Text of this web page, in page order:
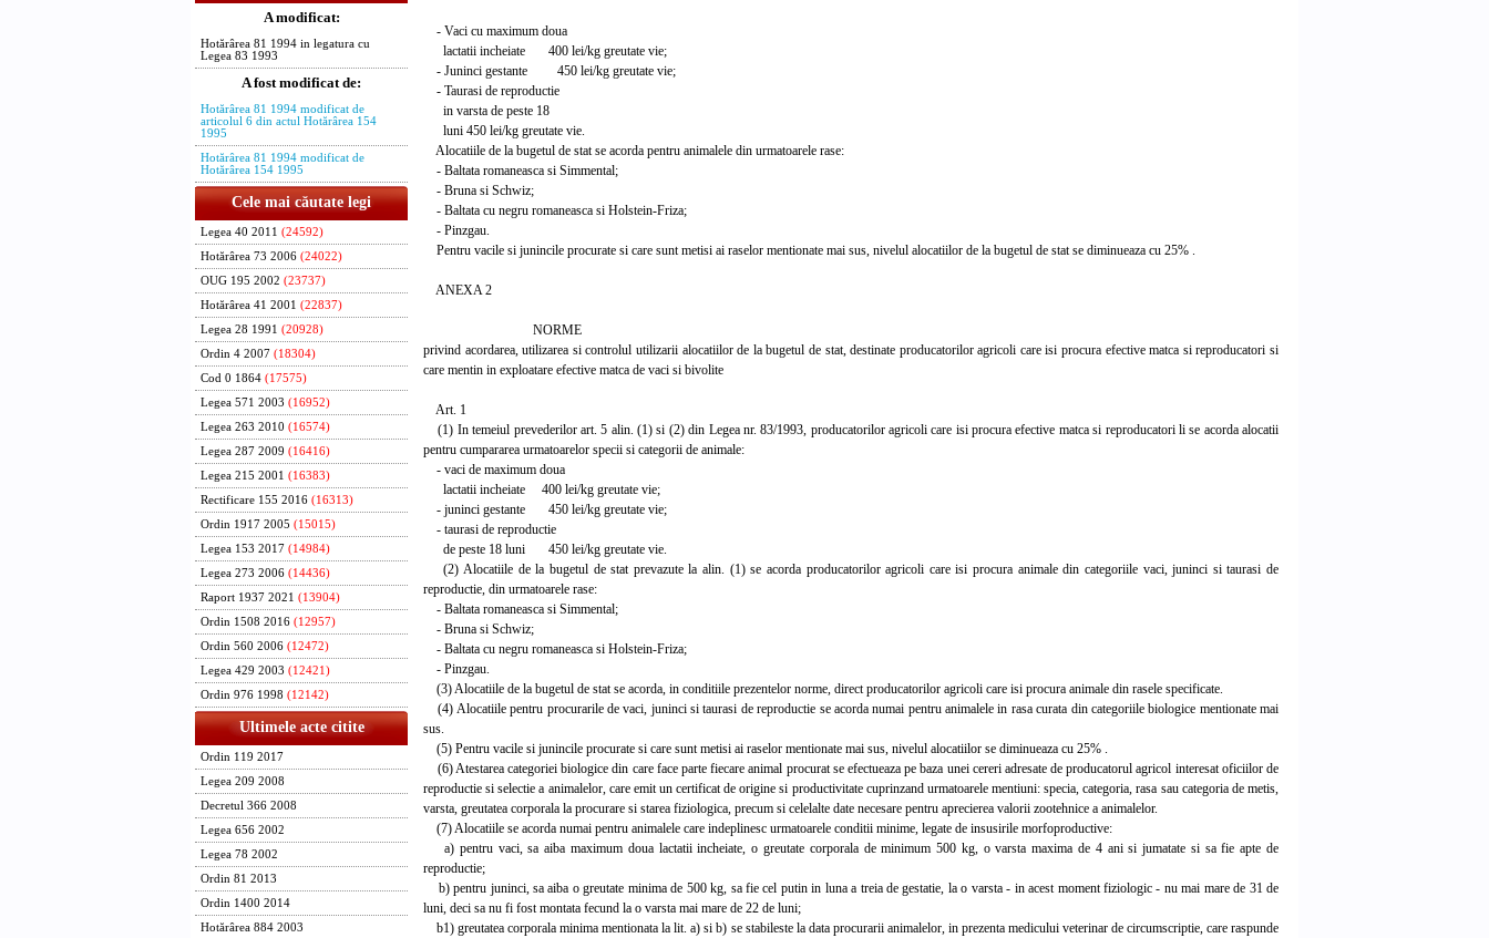
A modificat:
Hotărârea 81 1994 in legatura cu
Legea 83 1993
A fost modificat de:
Hotărârea 81 1994 modificat de
articolul 6 din actul Hotărârea 154
1995
Hotărârea 81 1994 modificat de
Hotărârea 154 1995
Cele mai căutate legi
Legea 40 2011 (24592)
Hotărârea 73 2006 (24022)
OUG 195 2002 (23737)
Hotărârea 41 2001 (22837)
Legea 28 1991 (20928)
Ordin 4 2007 (18304)
Cod 0 1864 (17575)
Legea 571 2003 (16952)
Legea 263 2010 (16574)
Legea 287 2009 (16416)
Legea 215 2001 (16383)
Rectificare 155 2016 (16313)
Ordin 1917 2005 (15015)
Legea 153 2017 (14984)
Legea 273 2006 (14436)
Raport 1937 2021 (13904)
Ordin 1508 2016 (12957)
Ordin 560 2006 (12472)
Legea 429 2003 (12421)
Ordin 976 1998 (12142)
Ultimele acte citite
Ordin 119 2017
Legea 209 2008
Decretul 366 2008
Legea 656 2002
Legea 78 2002
Ordin 81 2013
Ordin 1400 2014
Hotărârea 884 2003
- Vaci cu maximum doua
lactatii incheiate 400 lei/kg greutate vie;
- Juninci gestante 450 lei/kg greutate vie;
- Taurasi de reproductie
in varsta de peste 18
luni 450 lei/kg greutate vie.
Alocatiile de la bugetul de stat se acorda pentru animalele din urmatoarele rase:
- Baltata romaneasca si Simmental;
- Bruna si Schwiz;
- Baltata cu negru romaneasca si Holstein-Friza;
- Pinzgau.
Pentru vacile si junincile procurate si care sunt metisi ai raselor mentionate mai sus, nivelul alocatiilor de la bugetul de stat se diminueaza cu 25% .
ANEXA 2
NORME
privind acordarea, utilizarea si controlul utilizarii alocatiilor de la bugetul de stat, destinate producatorilor agricoli care isi procura efective matca si reproducatori si
care mentin in exploatare efective matca de vaci si bivolite
Art. 1
(1) In temeiul prevederilor art. 5 alin. (1) si (2) din Legea nr. 83/1993, producatorilor agricoli care isi procura efective matca si reproducatori li se acorda alocatii
pentru cumpararea urmatoarelor specii si categorii de animale:
- vaci de maximum doua
lactatii incheiate 400 lei/kg greutate vie;
- juninci gestante 450 lei/kg greutate vie;
- taurasi de reproductie
de peste 18 luni 450 lei/kg greutate vie.
(2) Alocatiile de la bugetul de stat prevazute la alin. (1) se acorda producatorilor agricoli care isi procura animale din categoriile vaci, juninci si taurasi de
reproductie, din urmatoarele rase:
- Baltata romaneasca si Simmental;
- Bruna si Schwiz;
- Baltata cu negru romaneasca si Holstein-Friza;
- Pinzgau.
(3) Alocatiile de la bugetul de stat se acorda, in conditiile prezentelor norme, direct producatorilor agricoli care isi procura animale din rasele specificate.
(4) Alocatiile pentru procurarile de vaci, juninci si taurasi de reproductie se acorda numai pentru animalele in rasa curata din categoriile biologice mentionate mai
sus.
(5) Pentru vacile si junincile procurate si care sunt metisi ai raselor mentionate mai sus, nivelul alocatiilor se diminueaza cu 25% .
(6) Atestarea categoriei biologice din care face parte fiecare animal procurat se efectueaza pe baza unei cereri adresate de producatorul agricol interesat oficiilor de
reproductie si selectie a animalelor, care emit un certificat de origine si productivitate cuprinzand urmatoarele mentiuni: specia, categoria, rasa sau categoria de metis,
varsta, greutatea corporala la procurare si starea fiziologica, precum si celelalte date necesare pentru aprecierea valorii zootehnice a animalelor.
(7) Alocatiile se acorda numai pentru animalele care indeplinesc urmatoarele conditii minime, legate de insusirile morfoproductive:
a) pentru vaci, sa aiba maximum doua lactatii incheiate, o greutate corporala de minimum 500 kg, o varsta maxima de 4 ani si jumatate si sa fie apte de
reproductie;
b) pentru juninci, sa aiba o greutate minima de 500 kg, sa fie cel putin in luna a treia de gestatie, la o varsta - in acest moment fiziologic - nu mai mare de 31 de
luni, deci sa nu fi fost montata fecund la o varsta mai mare de 22 de luni;
b1) greutatea corporala minima mentionata la lit. a) si b) se stabileste la data procurarii animalelor, in prezenta medicului veterinar de circumscriptie, care raspunde